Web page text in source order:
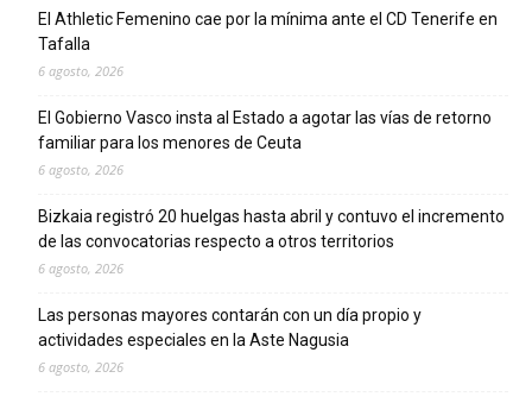
El Athletic Femenino cae por la mínima ante el CD Tenerife en
Tafalla
6 agosto, 2026
El Gobierno Vasco insta al Estado a agotar las vías de retorno
familiar para los menores de Ceuta
6 agosto, 2026
Bizkaia registró 20 huelgas hasta abril y contuvo el incremento
de las convocatorias respecto a otros territorios
6 agosto, 2026
Las personas mayores contarán con un día propio y
actividades especiales en la Aste Nagusia
6 agosto, 2026